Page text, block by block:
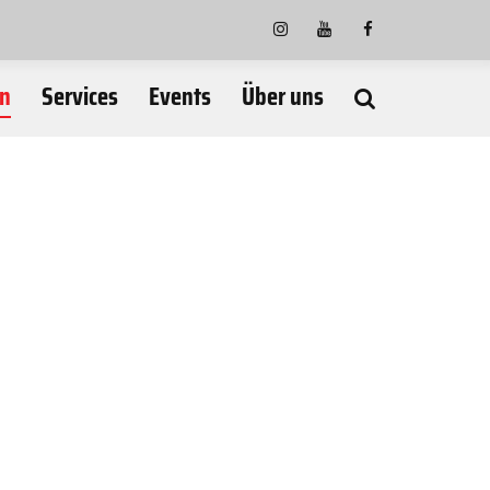
Services Events Über uns